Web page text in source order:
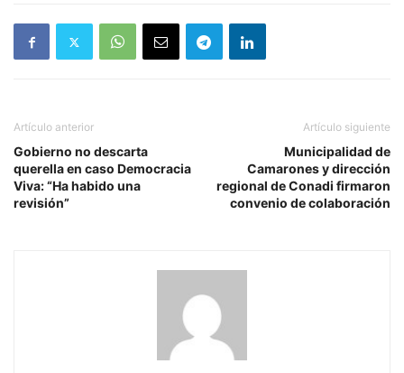
Artículo anterior
Gobierno no descarta
querella en caso Democracia
Viva: “Ha habido una
revisión”
Artículo siguiente
Municipalidad de
Camarones y dirección
regional de Conadi firmaron
convenio de colaboración